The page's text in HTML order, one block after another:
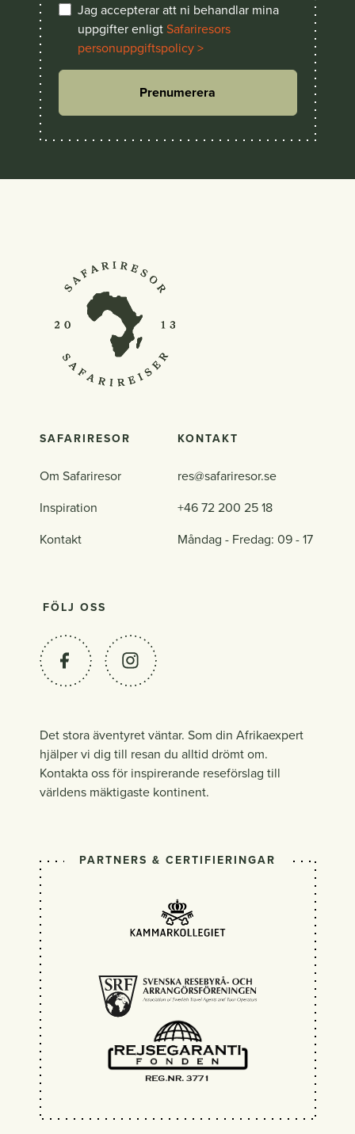
Jag accepterar att ni behandlar mina
uppgifter enligtSafariresors
personuppgiftspolicy >
Prenumerera
SAFARIRESOR
Om Safariresor
Inspiration
Kontakt
KONTAKT
res@safariresor.se
+46 72 200 25 18
Måndag - Fredag: 09 - 17
FÖLJ OSS
Det stora äventyret väntar. Som din Afrikaexpert
hjälper vi dig till resan du alltid drömt om.
Kontakta oss för inspirerande reseförslag till
världens mäktigaste kontinent.
PARTNERS & CERTIFIERINGAR